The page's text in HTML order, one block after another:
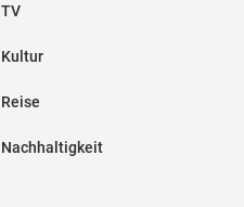
TV
Kultur
Reise
Nachhaltigkeit